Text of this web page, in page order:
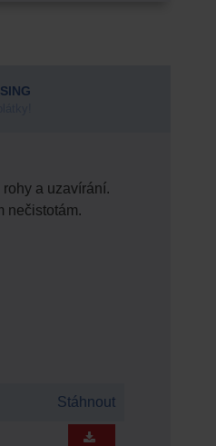
a uzavírání.
nečistotám.
Stáhnout